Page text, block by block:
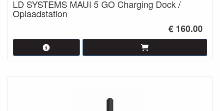
LD SYSTEMS MAUI 5 GO Charging Dock /
Oplaadstation
€ 160.00